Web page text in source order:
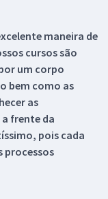
maneira de
cursos são
um corpo
bem como as
as
frente da
pois cada
processos